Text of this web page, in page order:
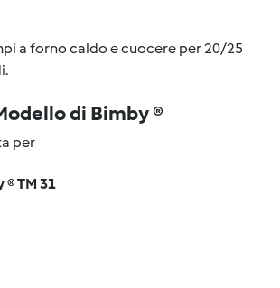
a forno caldo e cuocere per 20/25
di Bimby ®
per
® TM 31